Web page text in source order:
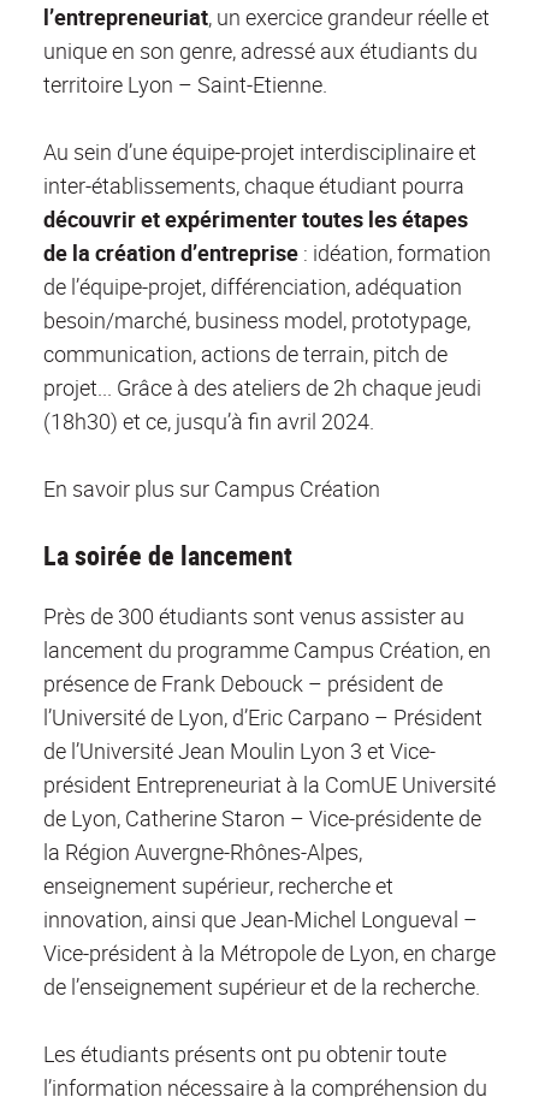
l’entrepreneuriat, un exercice grandeur réelle et
unique en son genre, adressé aux étudiants du
territoire Lyon – Saint-Etienne.
Au sein d’une équipe-projet interdisciplinaire et
inter-établissements, chaque étudiant pourra
découvrir et expérimenter toutes les étapes
de la création d’entreprise : idéation, formation
de l’équipe-projet, différenciation, adéquation
besoin/marché, business model, prototypage,
communication, actions de terrain, pitch de
projet... Grâce à des ateliers de 2h chaque jeudi
(18h30) et ce, jusqu’à fin avril 2024.
En savoir plus sur Campus Création
La soirée de lancement
Près de 300 étudiants sont venus assister au
lancement du programme Campus Création, en
présence de Frank Debouck – président de
l’Université de Lyon, d’Eric Carpano – Président
de l’Université Jean Moulin Lyon 3 et Vice-
président Entrepreneuriat à la ComUE Université
de Lyon, Catherine Staron – Vice-présidente de
la Région Auvergne-Rhônes-Alpes,
enseignement supérieur, recherche et
innovation, ainsi que Jean-Michel Longueval –
Vice-président à la Métropole de Lyon, en charge
de l’enseignement supérieur et de la recherche.
Les étudiants présents ont pu obtenir toute
l’information nécessaire à la compréhension du